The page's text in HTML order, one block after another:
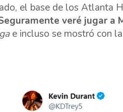
el base de los Atlanta
veré jugar a
e incluso se mostró con